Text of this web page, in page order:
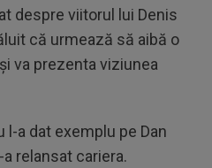
despre viitorul lui Denis
că urmează să aibă o
va prezenta viziunea
l-a dat exemplu pe Dan
relansat cariera.